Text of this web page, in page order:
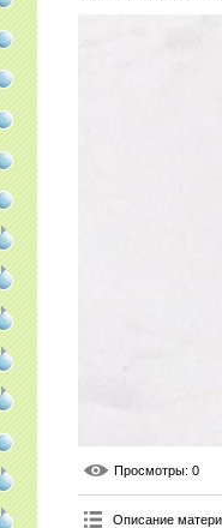
Просмотры: 0
Описание